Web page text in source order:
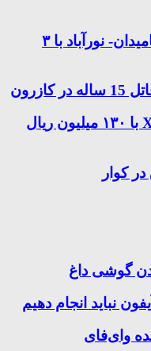
واژگونی پژو۲۰۶ در جاده بابامیدان- نورآباد با ۳
توقیف خودروی ام‌وی‌ام X33 با ۱۳۰ میلیون ریال
کوار
گوشی داغ
نباید انجام دهیم
وای‌فای